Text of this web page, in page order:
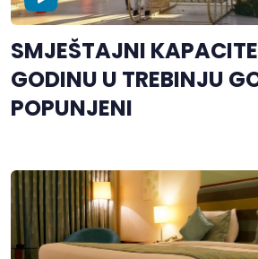
SMJEŠTAJNI
GODINU U TREBINJU
POPUNJENI